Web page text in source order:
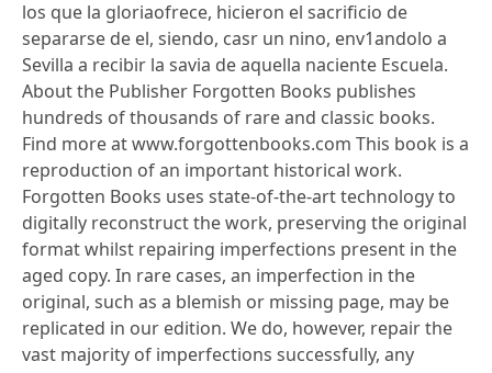
los que la gloriaofrece, hicieron el sacrificio de
separarse de el, siendo, casr un nino, env1andolo a
Sevilla a recibir la savia de aquella naciente Escuela.
About the Publisher Forgotten Books publishes
hundreds of thousands of rare and classic books.
Find more at www.forgottenbooks.com This book is a
reproduction of an important historical work.
Forgotten Books uses state-of-the-art technology to
digitally reconstruct the work, preserving the original
format whilst repairing imperfections present in the
aged copy. In rare cases, an imperfection in the
original, such as a blemish or missing page, may be
replicated in our edition. We do, however, repair the
vast majority of imperfections successfully, any